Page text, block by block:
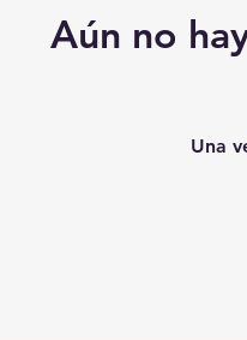
Aún no
Una